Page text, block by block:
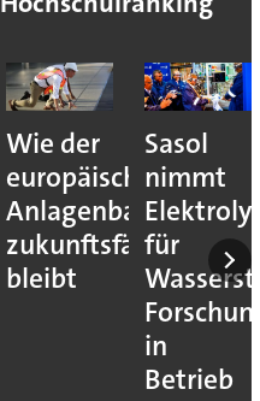
Wie der
europäische
Anlagenbau
zukunftsfähig
bleibt
Sasol
nimmt
für
in
Betrieb